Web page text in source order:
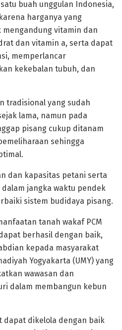
buah unggulan Indonesia,
harganya yang
vitamin dan
dan vitamin a, serta dapat
memperlancar
kekebalan tubuh, dan
tradisional yang sudah
lama, namun pada
pisang cukup ditanam
sehingga
dan kapasitas petani serta
jangka waktu pendek
sistem budidaya pisang.
tanah wakaf PCM
berhasil dengan baik,
kepada masyarakat
Yogyakarta (UMY) yang
wawasan dan
dalam membangun kebun
dapat dikelola dengan baik